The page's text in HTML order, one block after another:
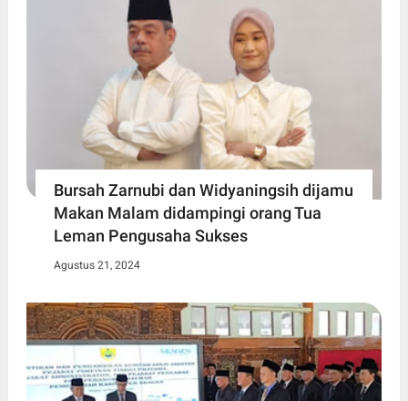
Bursah Zarnubi dan Widyaningsih dijamu
Makan Malam didampingi orang Tua
Leman Pengusaha Sukses
Agustus 21, 2024